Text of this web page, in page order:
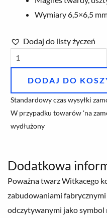
Wymiary 6,5×6,5
Dodaj do listy życzeń
ilość
Magnes
Witkacy
„Autoportret”
DODAJ DO
Standardowy czas wysyłki
W przypadku towarów 'na
wydłużony
Dodatkowa
Poważna twarz Witkacego
zabudowaniami fabrycznymi
odczytywanymi jako symbol